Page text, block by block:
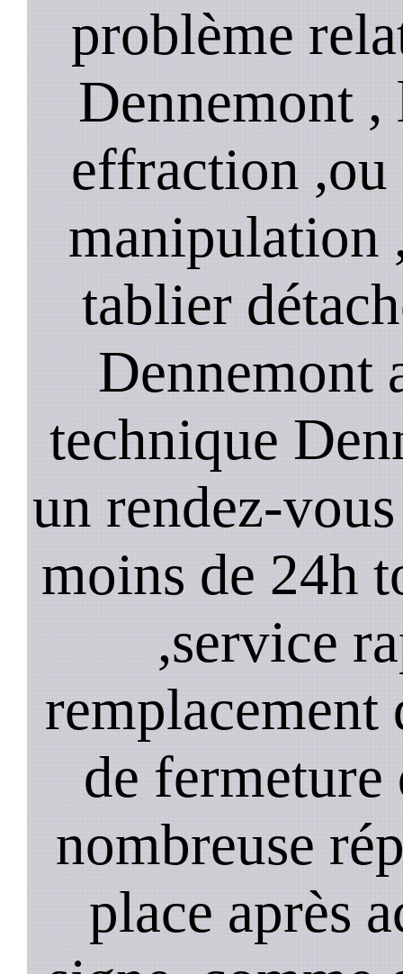
problème
Dennemont ,
effraction ,ou
manipulation
tablier
Dennemont
technique
un rendez-
moins de 24h
,service
remplacement
de
nombreuse
place après